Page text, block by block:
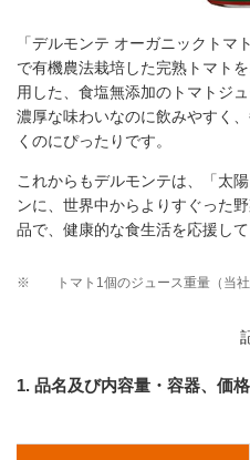
「デルモンテ オーガニックトマ
で有機農法栽培した完熟トマト
用した、食塩無添加のトマトジュ
濃厚な味わいなのに飲みやすく
くのにぴったりです。
これからもデルモンテは、「太
ンに、世界中からよりすぐった
品で、健康的な食生活を応援して
※ トマト1個のジュース重量（当
1. 品名及び内容量・容器、価格